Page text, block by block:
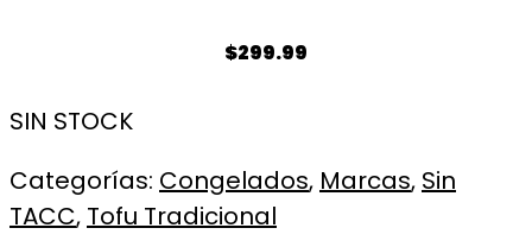
$299.99
SIN STOCK
Categorías: Congelados, Marcas, Sin
TACC, Tofu Tradicional